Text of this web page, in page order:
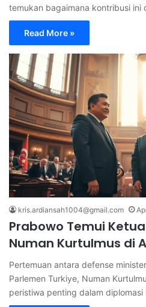
temukan bagaimana kontribusi ini
Read More »
kris.ardiansah1004@gmail.com
Prabowo Temui
Numan Kurtulmus di
Pertemuan antara defense
Parlemen Turkiye, Numan
peristiwa penting dalam